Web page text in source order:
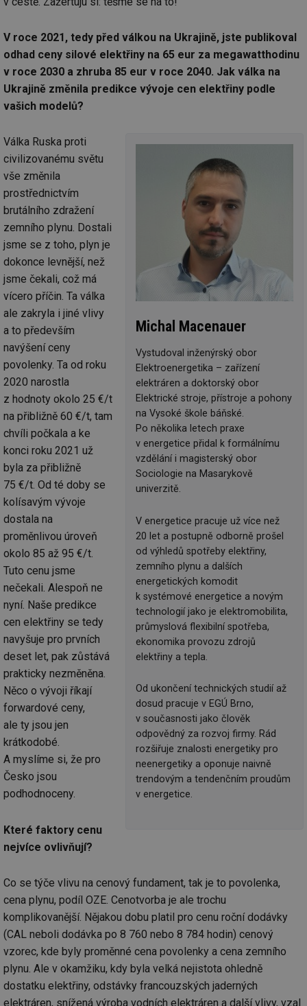
V roce 2021, tedy před válkou na Ukrajině, jste publikoval
odhad ceny silové elektřiny na 65 eur za megawatthodinu
v roce 2030 a zhruba 85 eur v roce 2040. Jak válka na
Ukrajině změnila predikce vývoje cen elektřiny podle
vašich modelů?
Michal Macenauer
Vystudoval inženýrský obor
Elektroenergetika – zařízení
elektráren a doktorský obor
Elektrické stroje, přístroje a pohony
na Vysoké škole báňské.
Po několika letech praxe
v energetice přidal k formálnímu
vzdělání i magisterský obor
Sociologie na Masarykově
univerzitě.
V energetice pracuje už více než
20 let a postupně odborně prošel
od výhledů spotřeby elektřiny,
zemního plynu a dalších
energetických komodit
k systémové energetice a novým
technologií jako je elektromobilita,
průmyslová flexibilní spotřeba,
ekonomika provozu zdrojů
elektřiny a tepla.
Od ukončení technických studií až
dosud pracuje v EGÚ Brno,
v současnosti jako člověk
odpovědný za rozvoj firmy. Rád
rozšiřuje znalosti energetiky pro
neenergetiky a oponuje naivně
trendovým a tendenčním proudům
v energetice.
Válka Ruska proti
civilizovanému světu
vše změnila
prostřednictvím
brutálního zdražení
zemního plynu. Dostali
jsme se z toho, plyn je
dokonce levnější, než
jsme čekali, což má
vícero příčin. Ta válka
ale zakryla i jiné vlivy
a to především
navýšení ceny
povolenky. Ta od roku
2020 narostla
z hodnoty okolo 25 €/t
na přibližně 60 €/t, tam
chvíli počkala a ke
konci roku 2021 už
byla za přibližně
75 €/t. Od té doby se
kolísavým vývoje
dostala na
proměnlivou úroveň
okolo 85 až 95 €/t.
Tuto cenu jsme
nečekali. Alespoň ne
nyní. Naše predikce
cen elektřiny se tedy
navyšuje pro prvních
deset let, pak zůstává
prakticky nezměněna.
Něco o vývoji říkají
forwardové ceny,
ale ty jsou jen
krátkodobé.
A myslíme si, že pro
Česko jsou
podhodnoceny.
Které faktory cenu
nejvíce ovlivňují?
Co se týče vlivu na cenový fundament, tak je to povolenka,
cena plynu, podíl OZE. Cenotvorba je ale trochu
komplikovanější. Nějakou dobu platil pro cenu roční dodávky
(CAL neboli dodávka po 8 760 nebo 8 784 hodin) cenový
vzorec, kde byly proměnné cena povolenky a cena zemního
plynu. Ale v okamžiku, kdy byla velká nejistota ohledně
dostatku elektřiny, odstávky francouzských jaderných
elektráren, snížená výroba vodních elektráren a další vlivy, vzal